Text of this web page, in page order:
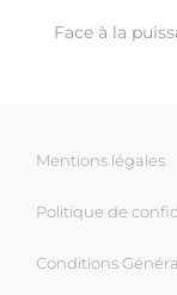
Face à la
Mentions légales
Politique de
Conditions